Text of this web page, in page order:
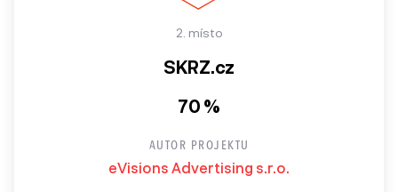
2. místo
SKRZ.cz
70 %
AUTOR PROJEKTU
eVisions Advertising s.r.o.